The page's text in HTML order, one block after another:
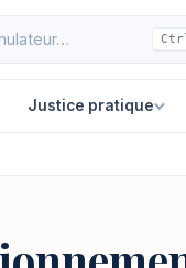
Justice pratique